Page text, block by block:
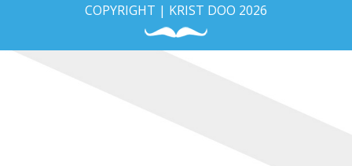
COPYRIGHT | KRIST DOO 2026